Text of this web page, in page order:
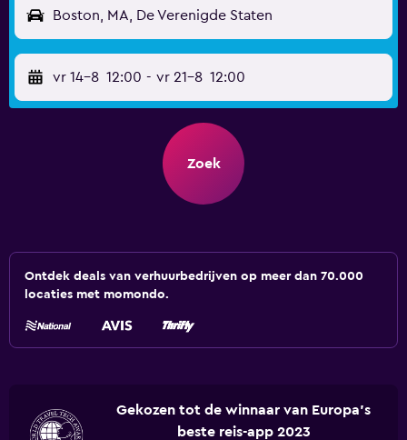
Boston, MA, De Verenigde Staten
vr 14-8 12:00 - vr 21-8 12:00
Zoek
Ontdek deals van verhuurbedrijven op meer dan 70.000
locaties met momondo.
Gekozen tot de winnaar van Europa's
beste reis-app 2023